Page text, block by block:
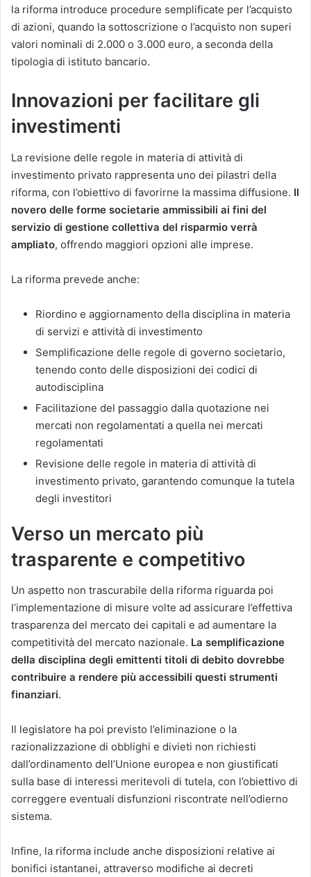
la riforma introduce procedure semplificate per l’acquisto
di azioni, quando la sottoscrizione o l’acquisto non superi
valori nominali di 2.000 o 3.000 euro, a seconda della
tipologia di istituto bancario.
Innovazioni per facilitare gli
investimenti
La revisione delle regole in materia di attività di
investimento privato rappresenta uno dei pilastri della
riforma, con l’obiettivo di favorirne la massima diffusione. Il
novero delle forme societarie ammissibili ai fini del
servizio di gestione collettiva del risparmio verrà
ampliato, offrendo maggiori opzioni alle imprese.
La riforma prevede anche:
Riordino e aggiornamento della disciplina in materia
di servizi e attività di investimento
Semplificazione delle regole di governo societario,
tenendo conto delle disposizioni dei codici di
autodisciplina
Facilitazione del passaggio dalla quotazione nei
mercati non regolamentati a quella nei mercati
regolamentati
Revisione delle regole in materia di attività di
investimento privato, garantendo comunque la tutela
degli investitori
Verso un mercato più
trasparente e competitivo
Un aspetto non trascurabile della riforma riguarda poi
l’implementazione di misure volte ad assicurare l’effettiva
trasparenza del mercato dei capitali e ad aumentare la
competitività del mercato nazionale. La semplificazione
della disciplina degli emittenti titoli di debito dovrebbe
contribuire a rendere più accessibili questi strumenti
finanziari.
Il legislatore ha poi previsto l’eliminazione o la
razionalizzazione di obblighi e divieti non richiesti
dall’ordinamento dell’Unione europea e non giustificati
sulla base di interessi meritevoli di tutela, con l’obiettivo di
correggere eventuali disfunzioni riscontrate nell’odierno
sistema.
Infine, la riforma include anche disposizioni relative ai
bonifici istantanei, attraverso modifiche ai decreti